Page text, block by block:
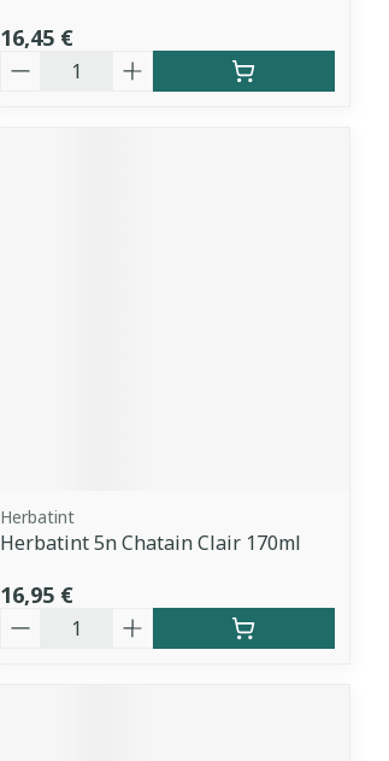
16,45 €
Quantité
Herbatint
Herbatint 5n Chatain Clair 170ml
16,95 €
Quantité